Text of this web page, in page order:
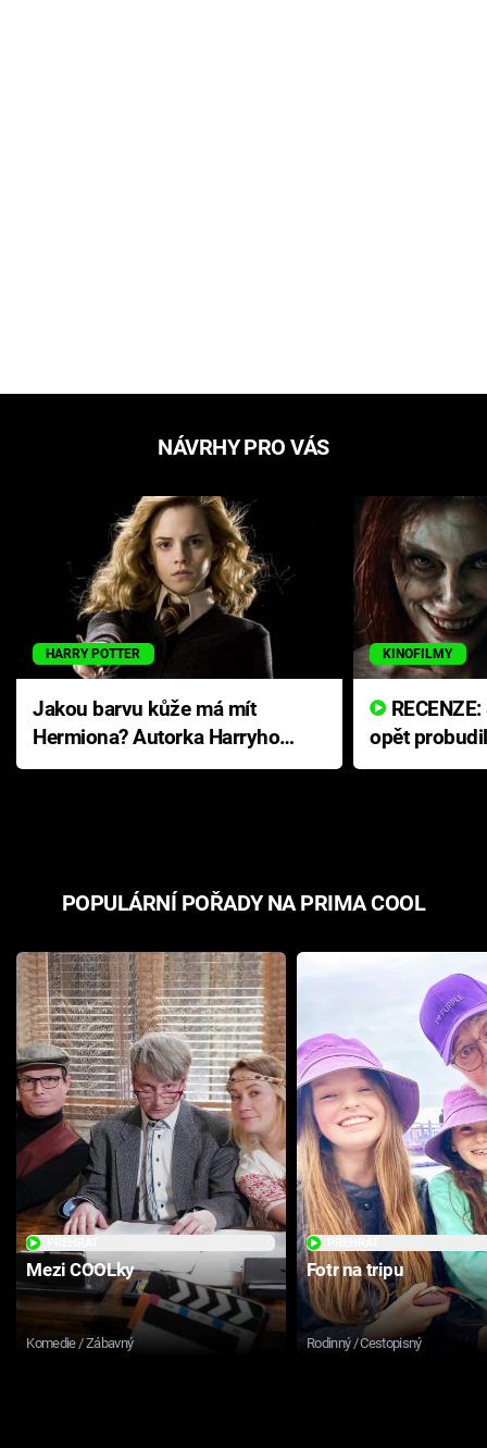
NÁVRHY PRO VÁS
HARRY POTTER
Jakou barvu kůže má mít
Hermiona? Autorka Harryho
Pottera přišla s ráznou
KINOFILMY
opět
přichází s
POPULÁRNÍ POŘADY NA PRIMA COOL
Mezi COOLky
Komedie / Zábavný
Fotr na tripu
Rodinný / Cestopisný